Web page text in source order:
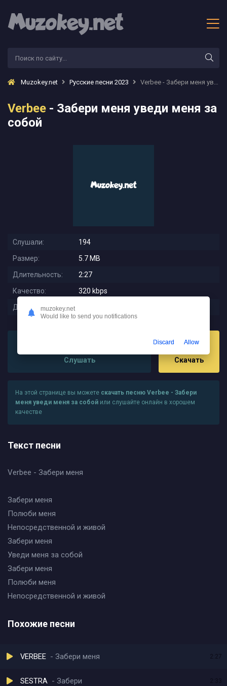
Muzokey.net Русские песни 2023 Verbee - Забери меня уведи меня за собой
Verbee - Забери меня уведи меня за
собой
Слушали:
194
Размер:
5.7 MB
Длительность:
2:27
Качество:
320 kbps
Дата релиза:
Слушать Скачать
На этой странице вы можете скачать песню Verbee - Забери
меня уведи меня за собой или слушайте онлайн в хорошем
качестве
Текст песни
Verbee - Забери меня
Забери меня
Полюби меня
Непосредственной и живой
Забери меня
Уведи меня за собой
Забери меня
Полюби меня
Непосредственной и живой
Похожие песни
VERBEE Забери меня 2:27
SESTRA Забери
muzokey.net
Would like to send you notifications
Discard Allow